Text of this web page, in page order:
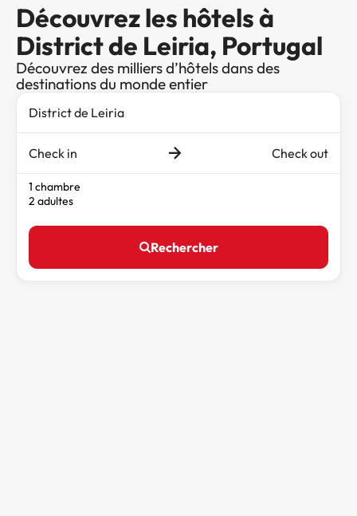
Découvrez les hôtels à
District de Leiria, Portugal
Découvrez des milliers d’hôtels dans des
destinations du monde entier
Check in Check out
1 chambre
2 adultes
Rechercher